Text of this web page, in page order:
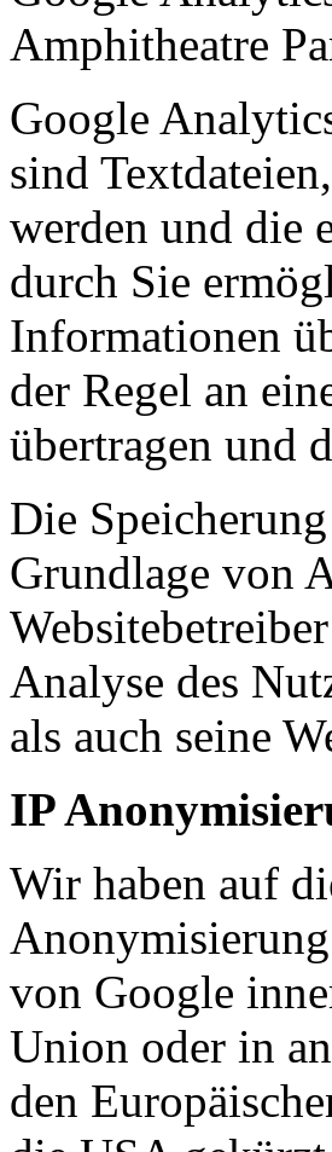
Amphitheatre
Google
sind
werden und die
durch Sie
Informationen
der Regel an
übertragen und
Die
Grundlage von
Analyse des
als auch seine
IP
Wir haben auf
von Google
Union oder in
den